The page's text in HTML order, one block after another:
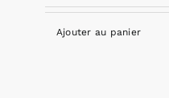
Ajouter au panier